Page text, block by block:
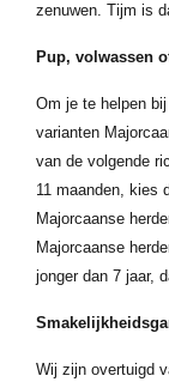
zenuwen. Tijm is
Pup, volwassen
Om je te helpen
varianten
van de volgende
11 maanden, kies
Majorcaanse
Majorcaanse
jonger dan 7 jaar,
Wij zijn overtuigd